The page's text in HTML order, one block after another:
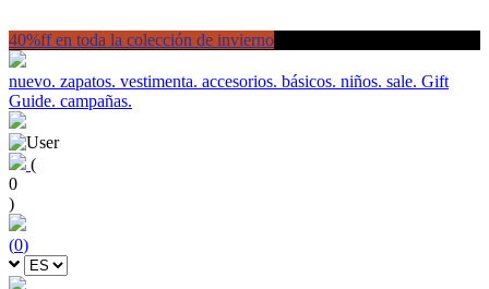
40%ff en toda la colección de invierno
nuevo. zapatos. vestimenta. accesorios. básicos. niños. sale. Gift
Guide. campañas.
(
0
)
(0)